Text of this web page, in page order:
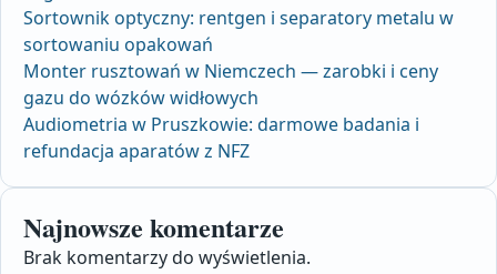
Sortownik optyczny: rentgen i separatory metalu w
sortowaniu opakowań
Monter rusztowań w Niemczech — zarobki i ceny
gazu do wózków widłowych
Audiometria w Pruszkowie: darmowe badania i
refundacja aparatów z NFZ
Najnowsze komentarze
Brak komentarzy do wyświetlenia.